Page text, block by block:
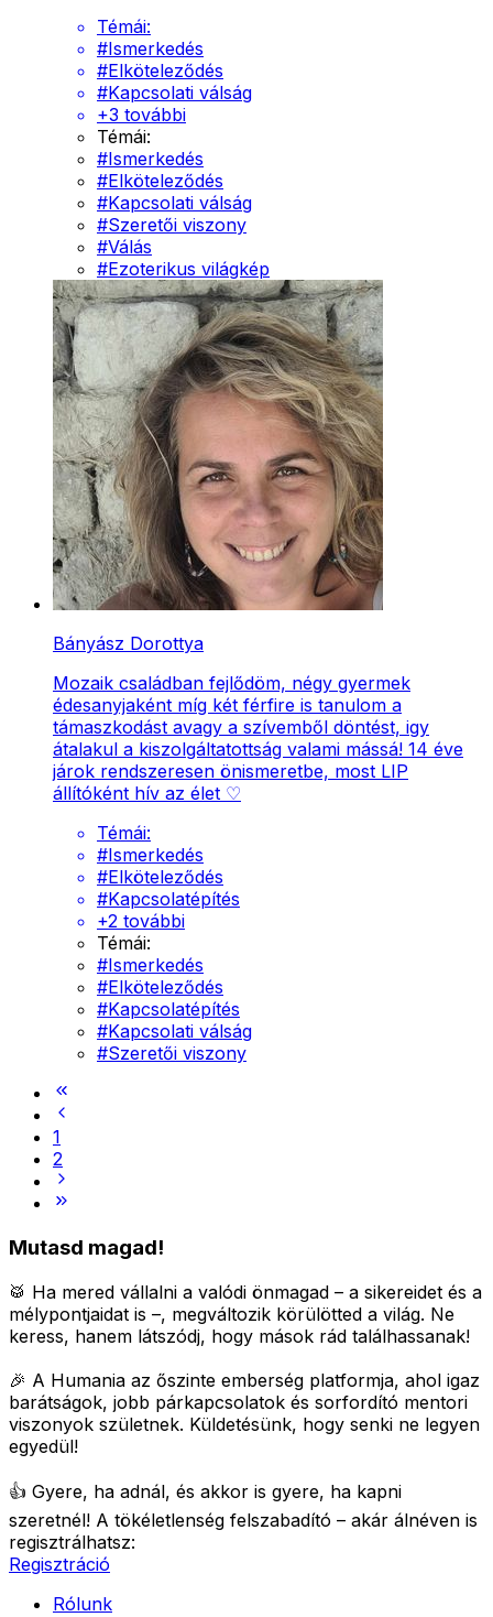
Témái:
#Ismerkedés
#Elköteleződés
#Kapcsolati válság
+3 további
Témái:
#Ismerkedés
#Elköteleződés
#Kapcsolati válság
#Szeretői viszony
#Válás
#Ezoterikus világkép
Bányász Dorottya
Mozaik családban fejlődöm, négy gyermek
édesanyjaként míg két férfire is tanulom a
támaszkodást avagy a szívemből döntést, igy
átalakul a kiszolgáltatottság valami mássá! 14 éve
járok rendszeresen önismeretbe, most LIP
állítóként hív az élet ♡
Témái:
#Ismerkedés
#Elköteleződés
#Kapcsolatépítés
+2 további
Témái:
#Ismerkedés
#Elköteleződés
#Kapcsolatépítés
#Kapcsolati válság
#Szeretői viszony
1
2
Mutasd magad!
🥁 Ha mered vállalni a valódi önmagad – a sikereidet és a
mélypontjaidat is –, megváltozik körülötted a világ. Ne
keress, hanem látszódj, hogy mások rád találhassanak!
🎉 A Humania az őszinte emberség platformja, ahol igaz
barátságok, jobb párkapcsolatok és sorfordító mentori
viszonyok születnek. Küldetésünk, hogy senki ne legyen
egyedül!
👍 Gyere, ha adnál, és akkor is gyere, ha kapni
szeretnél! A tökéletlenség felszabadító – akár álnéven is
regisztrálhatsz:
Regisztráció
Rólunk